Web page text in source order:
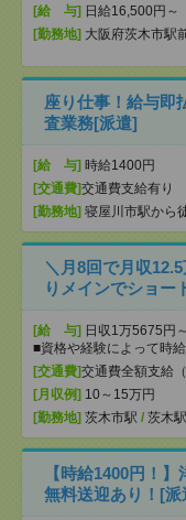
[給 与] 日給16,500円～
[勤務地] 大阪府茨木市駅
座り仕事！給与即
査業務[派遣]
[給 与] 時給1400円
[交通費]交通費支給有り
[勤務地] 寝屋川市駅から
＼月8回で月収
りメインでショー
[給 与] 日収1万5675円
■資格や経験によって時
[交通費]交通費全額支給
[月収例] 10～15万円
[勤務地] 茨木市駅 / 茨木駅
【時給1400円！
無料送迎あり！[派